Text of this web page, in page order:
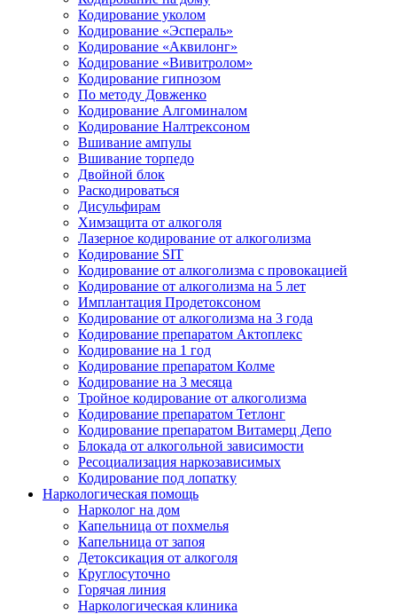
Кодирование уколом
Кодирование «Эспераль»
Кодирование «Аквилонг»
Кодирование «Вивитролом»
Кодирование гипнозом
По методу Довженко
Кодирование Алгоминалом
Кодирование Налтрексоном
Вшивание ампулы
Вшивание торпедо
Двойной блок
Раскодироваться
Дисульфирам
Химзащита от алкоголя
Лазерное кодирование от алкоголизма
Кодирование SIT
Кодирование от алкоголизма с провокацией
Кодирование от алкоголизма на 5 лет
Имплантация Продетоксоном
Кодирование от алкоголизма на 3 года
Кодирование препаратом Актоплекс
Кодирование на 1 год
Кодирование препаратом Колме
Кодирование на 3 месяца
Тройное кодирование от алкоголизма
Кодирование препаратом Тетлонг
Кодирование препаратом Витамерц Депо
Блокада от алкогольной зависимости
Ресоциализация наркозависимых
Кодирование под лопатку
Наркологическая помощь
Нарколог на дом
Капельница от похмелья
Капельница от запоя
Детоксикация от алкоголя
Круглосуточно
Горячая линия
Наркологическая клиника